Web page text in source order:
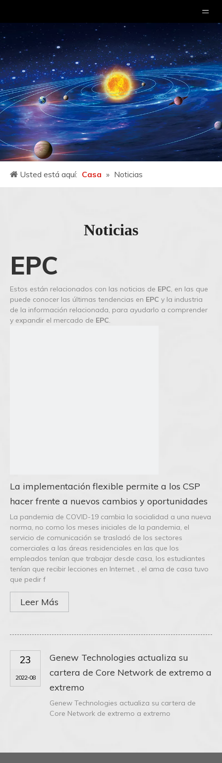
Usted está aquí: Casa » Noticias
Noticias
EPC
Estos están relacionados con las noticias de EPC, en las que
puede conocer las últimas tendencias en EPC y la industria
de la información relacionada, para ayudarlo a comprender
y expandir el mercado de EPC.
La implementación flexible permite a los CSP
hacer frente a nuevos cambios y oportunidades
La pandemia de COVID-19 cambia la socialidad a una nueva
norma, no como los meses iniciales de la pandemia, el
servicio de comunicación se trasladó de los sectores
comerciales a las áreas residenciales en las que los
empleados tenían que trabajar desde casa, los estudiantes
tenían que recibir lecciones en Internet. , el ama de casa tuvo
que pedir f
Leer Más
23
2022-08
Genew Technologies actualiza su
cartera de Core Network de extremo a
extremo
Genew Technologies actualiza su cartera de
Core Network de extremo a extremo